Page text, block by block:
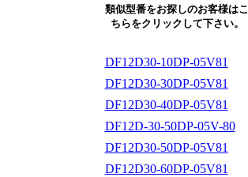
類似型番をお探しのお客様はこ
ちらをクリックして下さい。
DF12D30-10DP-05V81
DF12D30-30DP-05V81
DF12D30-40DP-05V81
DF12D-30-50DP-05V-80
DF12D30-50DP-05V81
DF12D30-60DP-05V81